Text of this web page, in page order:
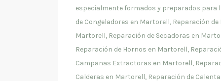
especialmente formados y preparados para
de Congeladores en Martorell, Reparación
Martorell, Reparación de Secadoras en
Reparación de Hornos en Martorell,
Campanas Extractoras en Martorell,
Calderas en Martorell, Reparación de